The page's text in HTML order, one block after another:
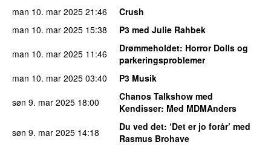
man 10. mar 2025 21:46
Crush
man 10. mar 2025 15:38
P3 med Julie Rahbek
man 10. mar 2025 11:46 Drømmeholdet: Horror Dolls og
parkeringsproblemer
man 10. mar 2025 03:40
P3 Musik
søn 9. mar 2025 18:00
Chanos Talkshow med
Kendisser: Med MDMAnders
søn 9. mar 2025 14:18 Du ved det: ‘Det er jo forår’ med
Rasmus Brohave